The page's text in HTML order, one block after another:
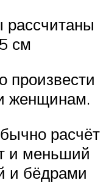
см
произвести
женщинам.
расчёт
и меньший
и бёдрами